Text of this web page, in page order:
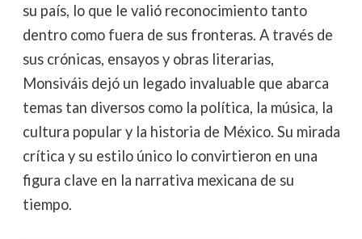
su país, lo que le valió reconocimiento tanto
dentro como fuera de sus fronteras. A través de
sus crónicas, ensayos y obras literarias,
Monsiváis dejó un legado invaluable que abarca
temas tan diversos como la política, la música, la
cultura popular y la historia de México. Su mirada
crítica y su estilo único lo convirtieron en una
figura clave en la narrativa mexicana de su
tiempo.